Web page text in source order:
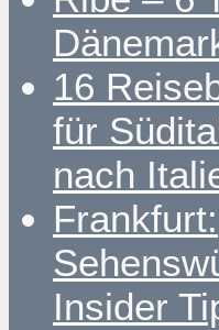
16
für
nach
Frankfurt:
Insider